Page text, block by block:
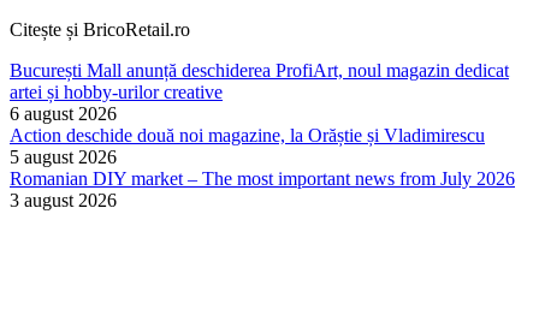
Citește și BricoRetail.ro
București Mall anunță deschiderea ProfiArt, noul magazin dedicat
artei și hobby-urilor creative
6 august 2026
Action deschide două noi magazine, la Orăștie și Vladimirescu
5 august 2026
Romanian DIY market – The most important news from July 2026
3 august 2026